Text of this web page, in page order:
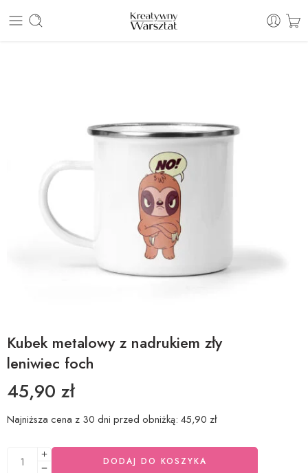
E: sklep@kreatywnywarsztat.pl | T: +48 530 933 786
Kubek metalowy z nadrukiem zły
leniwiec foch
45,90 zł
Najniższa cena z 30 dni przed obniżką: 45,90 zł
DODAJ DO KOSZYKA